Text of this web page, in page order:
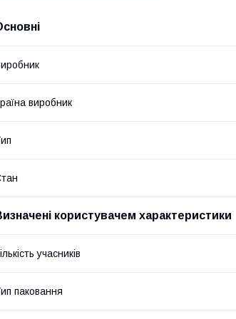
виробник
користувачем характеристики
учасників
паковання